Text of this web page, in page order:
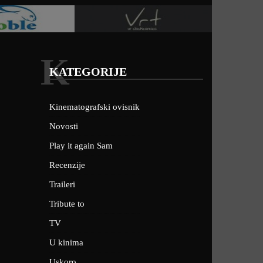
KATEGORIJE
K
Kinematografski ovisnik
Novosti
Play it again Sam
Recenzije
Traileri
Tribute to
TV
U kinima